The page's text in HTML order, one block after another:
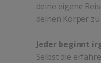
deine eigene
deinen Körper
Jeder beginnt
Selbst die